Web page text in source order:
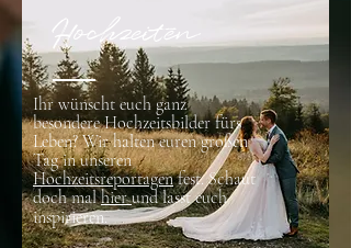
Hochzeiten
Ihr wünscht euch ganz
besondere Hochzeitsbilder fürs
Leben? Wir halten euren großen
Tag in unseren
Hochzeitsreportagenfest. Schaut
doch malhierund lasst euch
inspirieren.